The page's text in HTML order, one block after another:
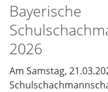
Bayerische
2026
Am Samstag,